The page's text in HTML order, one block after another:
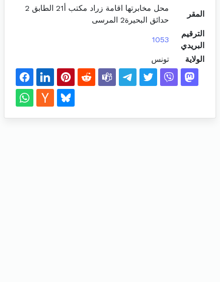
المقر
محل مخابرتها اقامة زراد مكتب أ21 الطابق 2
حدائق البحيرة2 المرسى
الترقيم
البريدي
1053
الولاية تونس